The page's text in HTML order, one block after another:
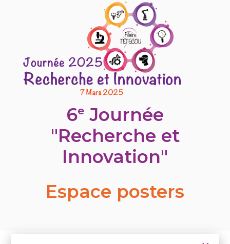
6e Journée
"Recherche et
Innovation"
Espace posters